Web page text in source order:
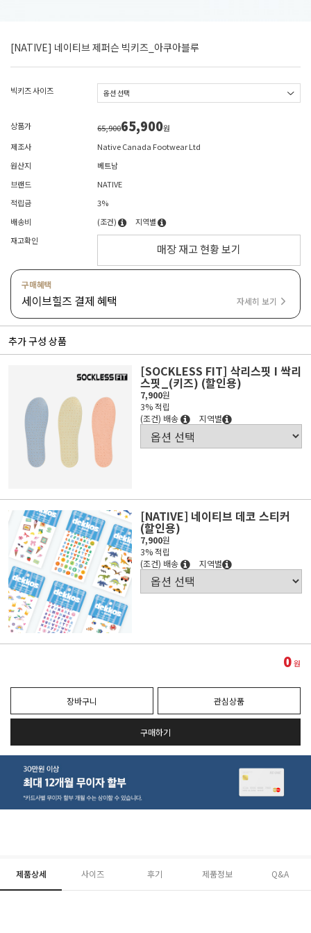
[NATIVE] 네이티브 제퍼슨 빅키즈_아쿠아블루
빅키즈 사이즈
상품가 65,90065,900원
제조사
Native Canada Footwear Ltd
원산지
베트남
브랜드
NATIVE
적립금
3%
배송비
(조건)
지역별
재고확인
매장 재고 현황 보기
구매혜택
세이브힐즈 결제 혜택 자세히 보기
추가 구성 상품
[SOCKLESS FIT] 삭리스핏 I 싹리
스핏_(키즈) (할인용)
7,900원
3% 적립
(조건) 배송
지역별
[NATIVE] 네이티브 데코 스티커
(할인용)
7,900원
3% 적립
(조건) 배송
지역별
0원
장바구니 관심상품
구매하기
제품상세 사이즈 후기 제품정보 Q&A